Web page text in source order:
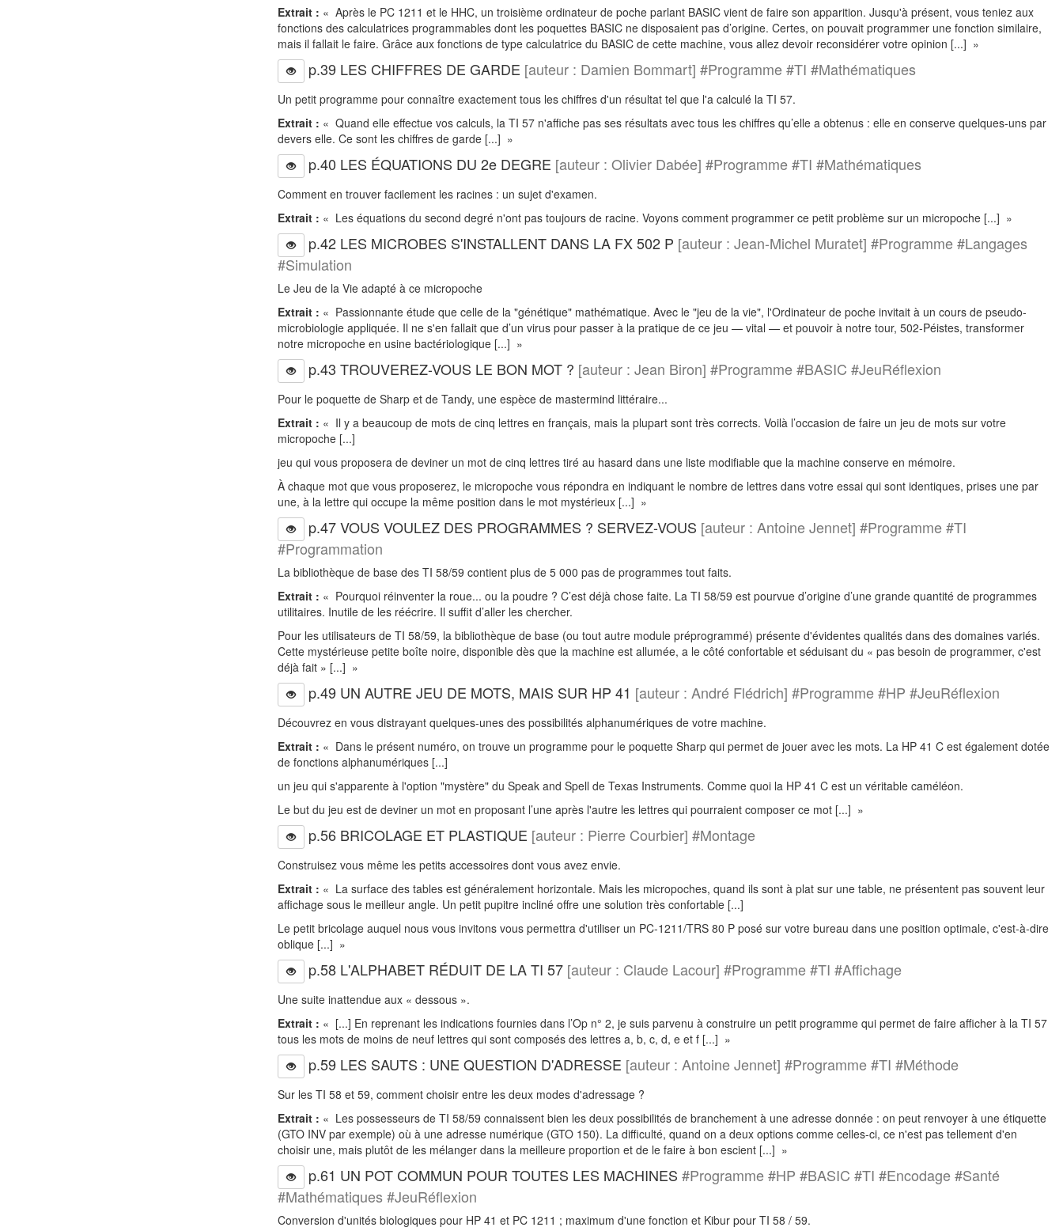
Extrait : « Après le PC 1211 et le HHC, un troisième ordinateur de poche parlant BASIC vient de faire son apparition. Jusqu'à présent, vous teniez aux
fonctions des calculatrices programmables dont les poquettes BASIC ne disposaient pas d’origine. Certes, on pouvait programmer une fonction similaire,
mais il fallait le faire. Grâce aux fonctions de type calculatrice du BASIC de cette machine, vous allez devoir reconsidérer votre opinion [...] »
p.39 LES CHIFFRES DE GARDE [auteur : Damien Bommart] #Programme #TI #Mathématiques
Un petit programme pour connaître exactement tous les chiffres d'un résultat tel que l'a calculé la TI 57.
Extrait : « Quand elle effectue vos calculs, la TI 57 n'affiche pas ses résultats avec tous les chiffres qu’elle a obtenus : elle en conserve quelques-uns par
devers elle. Ce sont les chiffres de garde [...] »
p.40 LES ÉQUATIONS DU 2e DEGRE [auteur : Olivier Dabée] #Programme #TI #Mathématiques
Comment en trouver facilement les racines : un sujet d'examen.
Extrait : « Les équations du second degré n'ont pas toujours de racine. Voyons comment programmer ce petit problème sur un micropoche [...] »
p.42 LES MICROBES S'INSTALLENT DANS LA FX 502 P [auteur : Jean-Michel Muratet] #Programme #Langages
#Simulation
Le Jeu de la Vie adapté à ce micropoche
Extrait : « Passionnante étude que celle de la "génétique" mathématique. Avec le "jeu de la vie", l'Ordinateur de poche invitait à un cours de pseudo-
microbiologie appliquée. Il ne s'en fallait que d’un virus pour passer à la pratique de ce jeu — vital — et pouvoir à notre tour, 502-Péistes, transformer
notre micropoche en usine bactériologique [...] »
p.43 TROUVEREZ-VOUS LE BON MOT ? [auteur : Jean Biron] #Programme #BASIC #JeuRéflexion
Pour le poquette de Sharp et de Tandy, une espèce de mastermind littéraire...
Extrait : « Il y a beaucoup de mots de cinq lettres en français, mais la plupart sont très corrects. Voilà l’occasion de faire un jeu de mots sur votre
micropoche [...]
jeu qui vous proposera de deviner un mot de cinq lettres tiré au hasard dans une liste modifiable que la machine conserve en mémoire.
À chaque mot que vous proposerez, le micropoche vous répondra en indiquant le nombre de lettres dans votre essai qui sont identiques, prises une par
une, à la lettre qui occupe la même position dans le mot mystérieux [...] »
p.47 VOUS VOULEZ DES PROGRAMMES ? SERVEZ-VOUS [auteur : Antoine Jennet] #Programme #TI
#Programmation
La bibliothèque de base des TI 58/59 contient plus de 5 000 pas de programmes tout faits.
Extrait : « Pourquoi réinventer la roue... ou la poudre ? C’est déjà chose faite. La TI 58/59 est pourvue d’origine d’une grande quantité de programmes
utilitaires. Inutile de les réécrire. Il suffit d’aller les chercher.
Pour les utilisateurs de TI 58/59, la bibliothèque de base (ou tout autre module préprogrammé) présente d'évidentes qualités dans des domaines variés.
Cette mystérieuse petite boîte noire, disponible dès que la machine est allumée, a le côté confortable et séduisant du « pas besoin de programmer, c'est
déjà fait » [...] »
p.49 UN AUTRE JEU DE MOTS, MAIS SUR HP 41 [auteur : André Flédrich] #Programme #HP #JeuRéflexion
Découvrez en vous distrayant quelques-unes des possibilités alphanumériques de votre machine.
Extrait : « Dans le présent numéro, on trouve un programme pour le poquette Sharp qui permet de jouer avec les mots. La HP 41 C est également dotée
de fonctions alphanumériques [...]
un jeu qui s'apparente à l'option "mystère" du Speak and Spell de Texas Instruments. Comme quoi la HP 41 C est un véritable caméléon.
Le but du jeu est de deviner un mot en proposant l’une après l'autre les lettres qui pourraient composer ce mot [...] »
p.56 BRICOLAGE ET PLASTIQUE [auteur : Pierre Courbier] #Montage
Construisez vous même les petits accessoires dont vous avez envie.
Extrait : « La surface des tables est généralement horizontale. Mais les micropoches, quand ils sont à plat sur une table, ne présentent pas souvent leur
affichage sous le meilleur angle. Un petit pupitre incliné offre une solution très confortable [...]
Le petit bricolage auquel nous vous invitons vous permettra d'utiliser un PC-1211/TRS 80 P posé sur votre bureau dans une position optimale, c'est-à-dire
oblique [...] »
p.58 L'ALPHABET RÉDUIT DE LA TI 57 [auteur : Claude Lacour] #Programme #TI #Affichage
Une suite inattendue aux « dessous ».
Extrait : « [...] En reprenant les indications fournies dans l’Op n° 2, je suis parvenu à construire un petit programme qui permet de faire afficher à la TI 57
tous les mots de moins de neuf lettres qui sont composés des lettres a, b, c, d, e et f [...] »
p.59 LES SAUTS : UNE QUESTION D'ADRESSE [auteur : Antoine Jennet] #Programme #TI #Méthode
Sur les TI 58 et 59, comment choisir entre les deux modes d'adressage ?
Extrait : « Les possesseurs de TI 58/59 connaissent bien les deux possibilités de branchement à une adresse donnée : on peut renvoyer à une étiquette
(GTO INV par exemple) où à une adresse numérique (GTO 150). La difficulté, quand on a deux options comme celles-ci, ce n'est pas tellement d'en
choisir une, mais plutôt de les mélanger dans la meilleure proportion et de le faire à bon escient [...] »
p.61 UN POT COMMUN POUR TOUTES LES MACHINES #Programme #HP #BASIC #TI #Encodage #Santé
#Mathématiques #JeuRéflexion
Conversion d'unités biologiques pour HP 41 et PC 1211 ; maximum d'une fonction et Kibur pour TI 58 / 59.